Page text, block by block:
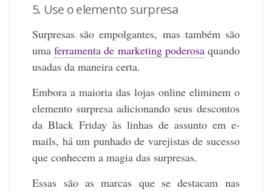
5. Use o elemento surpresa
Surpresas são empolgantes, mas também são
umaferramenta de marketing poderosaquando
usadas da maneira certa.
Embora a maioria das lojas online eliminem o
elemento surpresa adicionando seus descontos
da Black Friday às linhas de assunto em e-
mails, há um punhado de varejistas de sucesso
que conhecem a magia das surpresas.
Essas são as marcas que se destacam nas